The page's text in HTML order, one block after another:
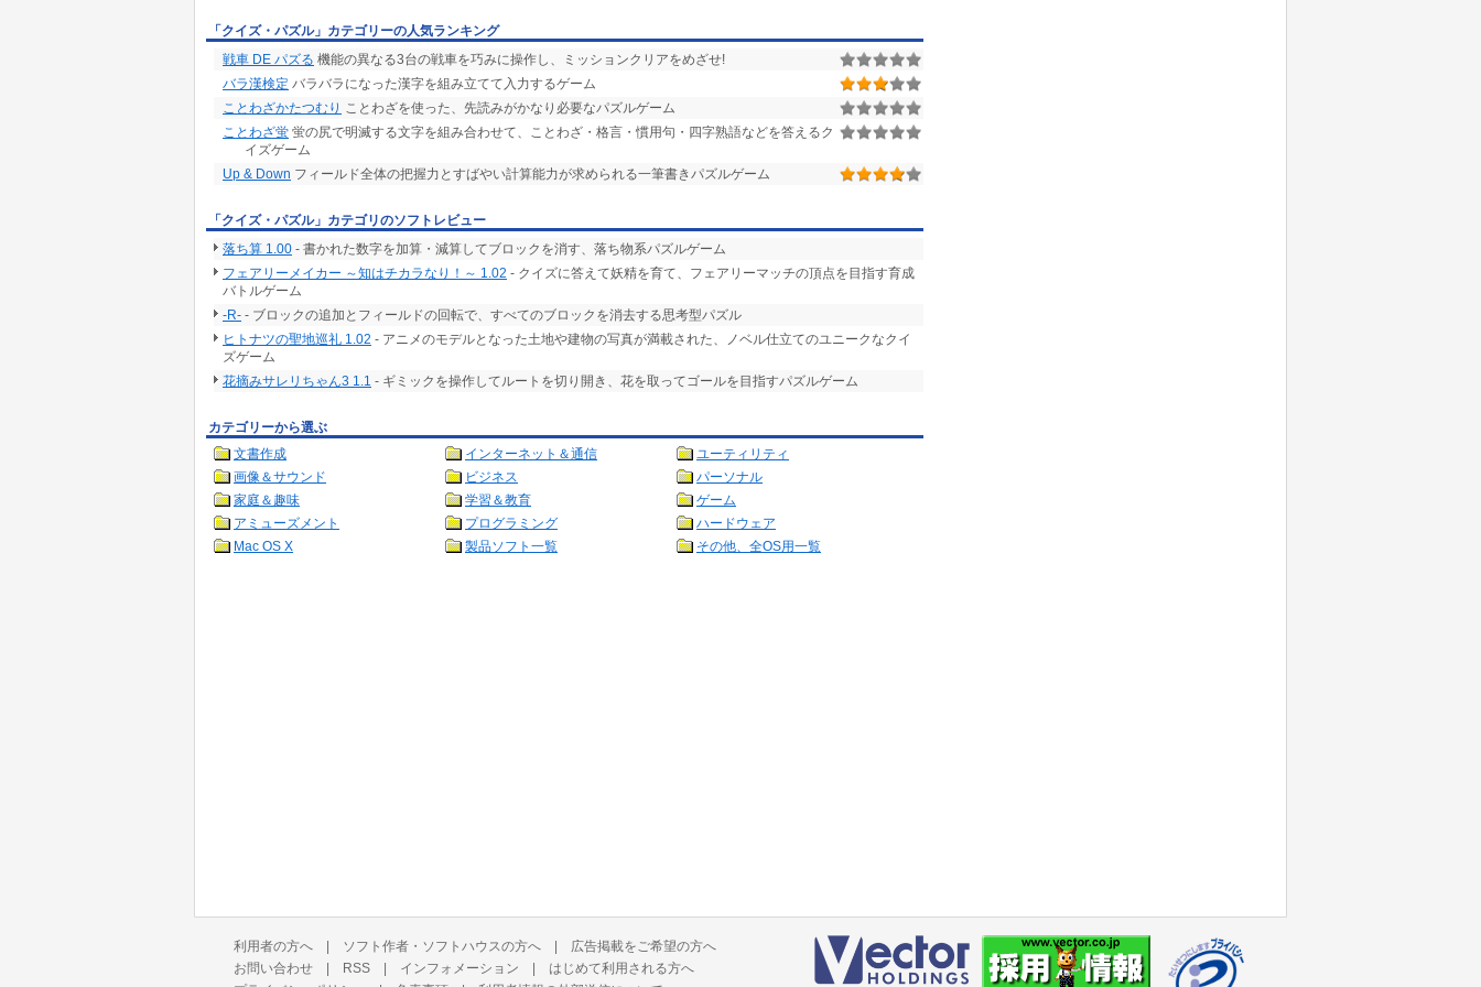
「クイズ・パズル」カテゴリーの人気ランキング
戦車 DE パズる 機能の異なる3台の戦車を巧みに操作し、ミッションクリアをめざせ!
バラ漢検定 バラバラになった漢字を組み立てて入力するゲーム
ことわざかたつむり ことわざを使った、先読みがかなり必要なパズルゲーム
ことわざ蛍 蛍の尻で明滅する文字を組み合わせて、ことわざ・格言・慣用句・四字熟語などを答えるク
イズゲーム
Up & Down フィールド全体の把握力とすばやい計算能力が求められる一筆書きパズルゲーム
「クイズ・パズル」カテゴリのソフトレビュー
落ち算 1.00 - 書かれた数字を加算・減算してブロックを消す、落ち物系パズルゲーム
フェアリーメイカー ～知はチカラなり！～ 1.02 - クイズに答えて妖精を育て、フェアリーマッチの頂点を目指す育成
バトルゲーム
-R- - ブロックの追加とフィールドの回転で、すべてのブロックを消去する思考型パズル
ヒトナツの聖地巡礼 1.02 - アニメのモデルとなった土地や建物の写真が満載された、ノベル仕立てのユニークなクイ
ズゲーム
花摘みサレリちゃん3 1.1 - ギミックを操作してルートを切り開き、花を取ってゴールを目指すパズルゲーム
カテゴリーから選ぶ
文書作成
インターネット＆通信
ユーティリティ
画像＆サウンド
ビジネス
パーソナル
家庭＆趣味
学習＆教育
ゲーム
アミューズメント
プログラミング
ハードウェア
Mac OS X
製品ソフト一覧 その他、全OS用一覧
利用者の方へ | ソフト作者・ソフトハウスの方へ | 広告掲載をご希望の方へ
お問い合わせ | RSS | インフォメーション | はじめて利用される方へ